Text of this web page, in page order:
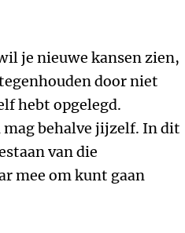
je nieuwe kansen zien,
door niet
hebt opgelegd.
behalve jijzelf. In dit
van die
mee om kunt gaan